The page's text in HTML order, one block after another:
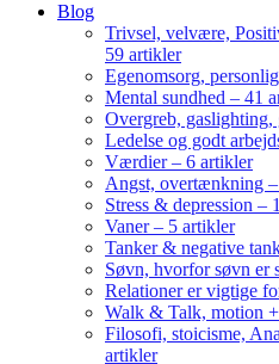
Blog
Trivsel, velvære,
59 artikler
Egenomsorg,
Mental sundhed – 41
Overgreb,
Ledelse og godt
Værdier – 6 artikler
Angst, overtænkning
Stress & depression –
Vaner – 5 artikler
Tanker & negative
Søvn, hvorfor søvn er
Relationer er vigtige
Walk & Talk, motion
Filosofi, stoicisme,
artikler